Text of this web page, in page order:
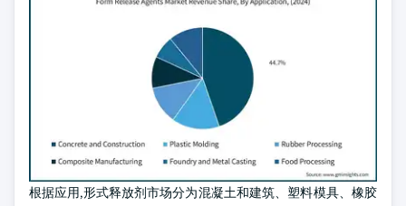
根据应用,形式释放剂市场分为混凝土和建筑、塑料模具、橡胶